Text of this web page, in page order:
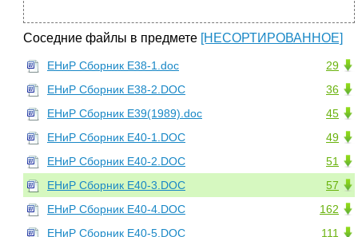
Соседние файлы в предмете [НЕСОРТИРОВАННОЕ]
29
ЕНиР Сборник Е38-1.doc
36
ЕНиР Сборник Е38-2.DOC
45
ЕНиР Сборник Е39(1989).doc
49
ЕНиР Сборник Е40-1.DOC
51
ЕНиР Сборник Е40-2.DOC
57
ЕНиР Сборник Е40-3.DOC
162
ЕНиР Сборник Е40-4.DOC
111
ЕНиР Сборник Е40-5.DOC